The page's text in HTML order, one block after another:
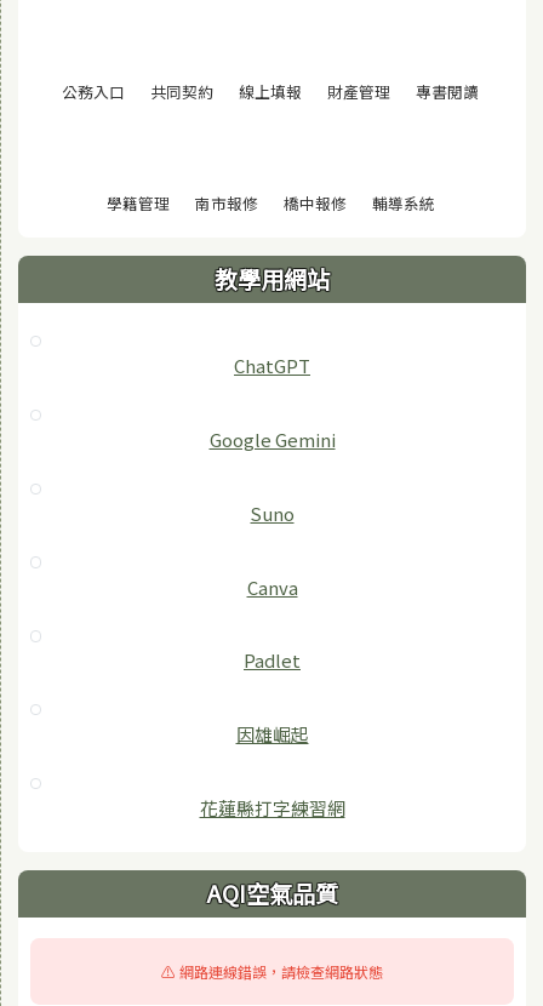
公務入口 (另開視窗)
共同契約(另開視窗)
線上填報 (另開視窗)
財產管理 (另開視窗)
專書閱讀
學籍管理(另開視窗)
南市報修(另開視窗)
橋中報修(另開視窗)
輔導系統(另開視窗)
教學用網站
ChatGPT
‎Google Gemini
Suno
Canva
Padlet
因雄崛起
花蓮縣打字練習網
AQI空氣品質
⚠️ 網路連線錯誤，請檢查網路狀態